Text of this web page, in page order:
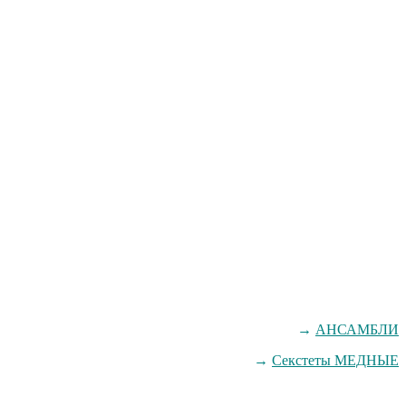
→ АНСАМБЛИ
→ Секстеты МЕДНЫЕ